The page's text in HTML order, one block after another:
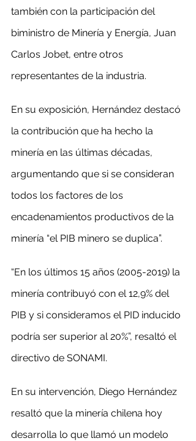
también con la participación del
biministro de Minería y Energía, Juan
Carlos Jobet, entre otros
representantes de la industria.
En su exposición, Hernández destacó
la contribución que ha hecho la
minería en las últimas décadas,
argumentando que si se consideran
todos los factores de los
encadenamientos productivos de la
minería “el PIB minero se duplica”.
“En los últimos 15 años (2005-2019) la
minería contribuyó con el 12,9% del
PIB y si consideramos el PID inducido
podría ser superior al 20%”, resaltó el
directivo de SONAMI.
En su intervención, Diego Hernández
resaltó que la minería chilena hoy
desarrolla lo que llamó un modelo